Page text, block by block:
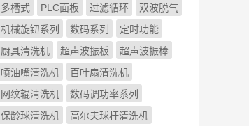
多槽式
PLC面板 过滤循环
双波脱气
机械旋钮系列
数码系列
定时功能
厨具清洗机
超声波振板
超声波振棒
喷油嘴清洗机
百叶扇清洗机
网纹辊清洗机
数码调功率系列
保龄球清洗机
高尔夫球杆清洗机